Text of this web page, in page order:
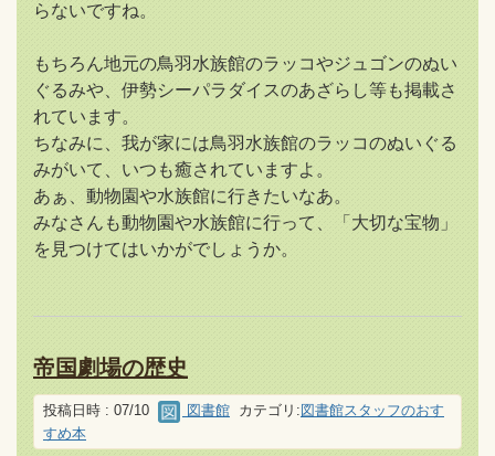
らないですね。
もちろん地元の鳥羽水族館のラッコやジュゴンのぬい
ぐるみや、伊勢シーパラダイスのあざらし等も掲載さ
れています。
ちなみに、我が家には鳥羽水族館のラッコのぬいぐる
みがいて、いつも癒されていますよ。
あぁ、動物園や水族館に行きたいなあ。
みなさんも動物園や水族館に行って、「大切な宝物」
を見つけてはいかがでしょうか。
帝国劇場の歴史
投稿日時 : 07/10 図書館 カテゴリ: 図書館スタッフのおす
すめ本